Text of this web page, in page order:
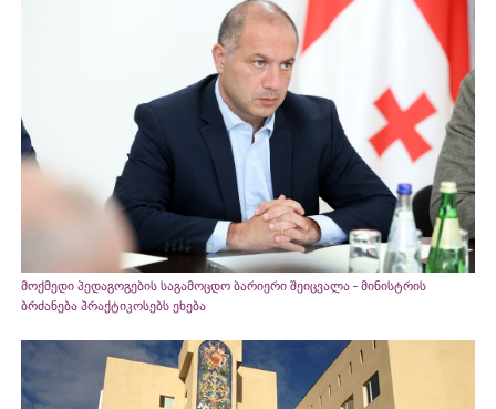
მოქმედი პედაგოგების საგამოცდო ბარიერი შეიცვალა - მინისტრის
ბრძანება პრაქტიკოსებს ეხება